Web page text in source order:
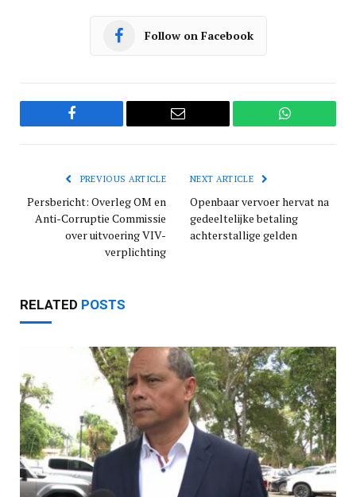
Follow on Facebook
Facebook Email WhatsApp
PREVIOUS ARTICLE
Persbericht: Overleg OM en
Anti-Corruptie Commissie
over uitvoering VIV-
verplichting
NEXT ARTICLE
Openbaar vervoer hervat na
gedeeltelijke betaling
achterstallige gelden
RELATED POSTS